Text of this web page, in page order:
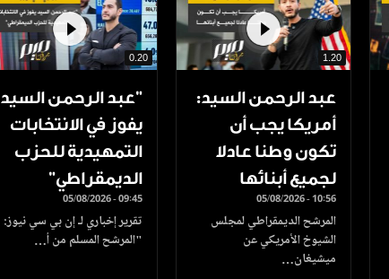
1.20
عبد الرحمن السيد:
أمريكا يجب أن
تكون وطنا عادلا
لجميع أبنائها
05/08/2026 - 10:56
المرشح الديمقراطي لمجلس
الشيوخ الأمريكي عن
ميشيغان…
0.20
"عبد الرحمن السيد
يفوز في الانتخابات
التمهيدية للحزب
الديمقراطي"
05/08/2026 - 09:45
تقرير إخباري لـ إن بي سي نيوز:
"المرشح المسلم من أ…